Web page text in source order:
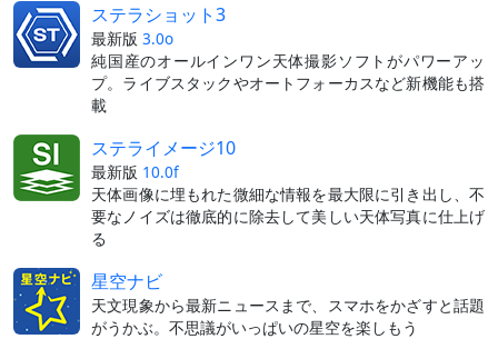
ステラショット3
最新版 3.0o
純国産のオールインワン天体撮影ソフトがパワーアッ
プ。ライブスタックやオートフォーカスなど新機能も搭
載
ステライメージ10
最新版 10.0f
天体画像に埋もれた微細な情報を最大限に引き出し、不
要なノイズは徹底的に除去して美しい天体写真に仕上げ
る
星空ナビ
天文現象から最新ニュースまで、スマホをかざすと話題
がうかぶ。不思議がいっぱいの星空を楽しもう